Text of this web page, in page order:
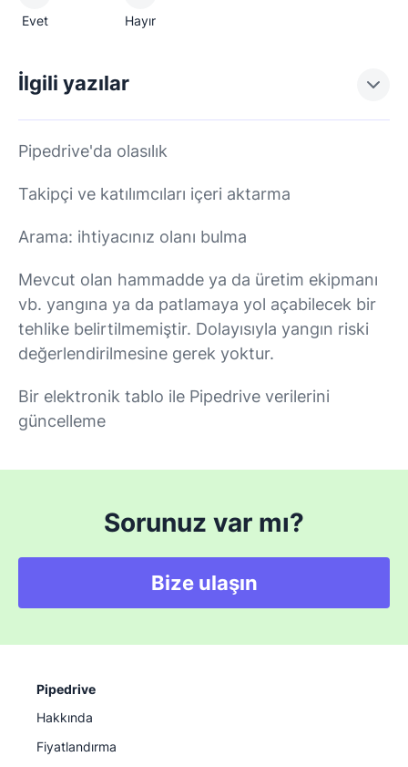
Evet Hayır
İlgili yazılar
Pipedrive'da olasılık
Takipçi ve katılımcıları içeri aktarma
Arama: ihtiyacınız olanı bulma
Mevcut olan hammadde ya da üretim ekipmanı
vb. yangına ya da patlamaya yol açabilecek bir
tehlike belirtilmemiştir. Dolayısıyla yangın riski
değerlendirilmesine gerek yoktur.
Bir elektronik tablo ile Pipedrive verilerini
güncelleme
Sorunuz var mı?
Bize ulaşın
Pipedrive
Hakkında
Fiyatlandırma